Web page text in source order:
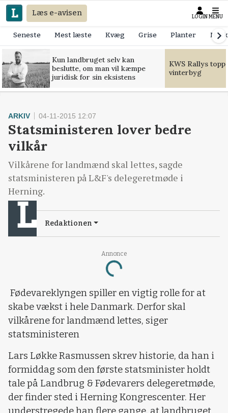
Læs e-avisen LOGIN MENU
Seneste Mest læste Kvæg Grise Planter
Kun landbruget selv kan
beslutte, om man vil kæmpe
juridisk for sin eksistens
KWS Rallys
vinterbyg
Annonce
Loading...
ARKIV 04-11-2015 12:07
Statsministeren lover bedre
vilkår
Vilkårene for landmænd skal lettes, sagde
statsministeren på L&F's delegeretmøde i
Herning.
Redaktionen
Fødevareklyngen spiller en vigtig rolle for at
skabe vækst i hele Danmark. Derfor skal
vilkårene for landmænd lettes, siger
statsministeren
Lars Løkke Rasmussen skrev historie, da han i
formiddag som den første statsminister holdt
tale på Landbrug & Fødevarers delegeretmøde,
der finder sted i Herning Kongrescenter. Her
understregede han flere gange, at landbruget